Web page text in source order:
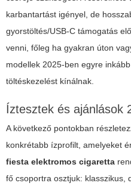
karbantartást igényel, de
gyorstöltés/USB-C támogatás
venni, főleg ha gyakran úton
modellek 2025-ben egyre
töltéskezelést kínálnak.
Íztesztek és ajánlások
A következő pontokban
konkrétabb ízprofilt, amelyeket
fiesta elektromos cigaretta
fő csoportra osztjuk: klasszikus,